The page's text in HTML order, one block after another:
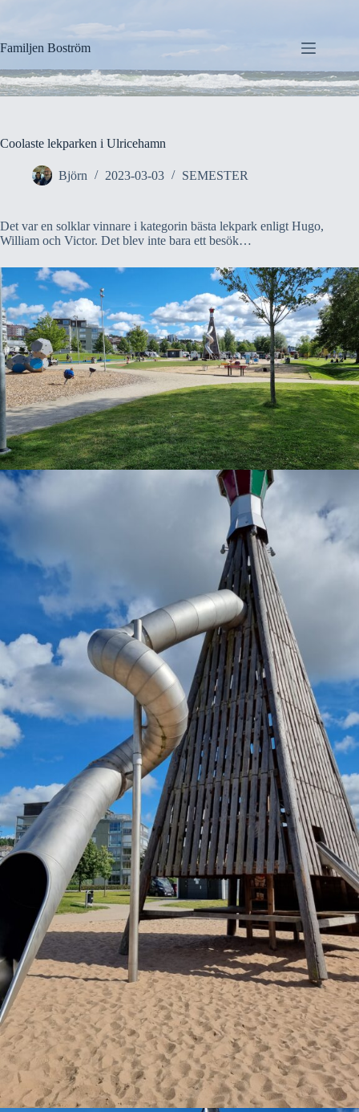
Familjen Boström
Coolaste lekparken i Ulricehamn
Björn 2023-03-03 SEMESTER
Det var en solklar vinnare i kategorin bästa lekpark enligt Hugo,
William och Victor. Det blev inte bara ett besök…